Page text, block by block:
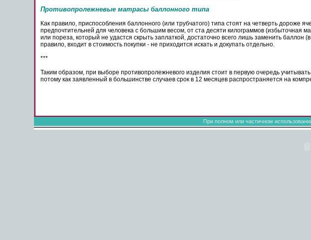
Противопролежневые матрасы баллонного типа
Как правило, приспособления баллонного (или трубчатого) типа стоят на четверть
предпочтительней для человека с большим весом, от ста десяти килограммов (избыточная
или пореза, который не удастся скрыть заплаткой, достаточно всего лишь заменить
правило, входит в стоимость покупки - не приходится искать и докупать отдельно.
***
Таким образом, при выборе противопролежневого изделия стоит в первую очередь
потому как заявленный в большинстве случаев срок в 12 месяцев распространяется на
При полном или частичном